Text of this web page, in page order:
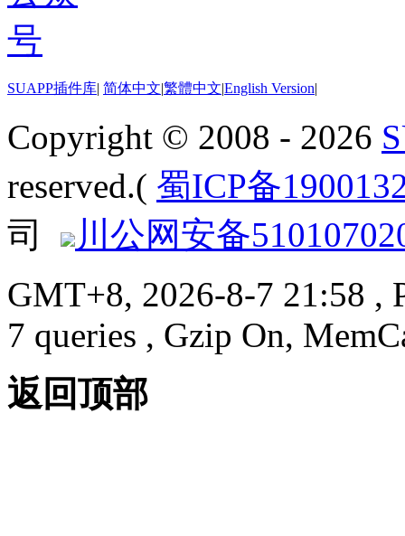
SUAPP插件库| 简体中文|繁體中文|English Version|
Copyright © 2008 - 2026
reserved.( 蜀ICP备
司
川公网安备
GMT+8, 2026-8-7 21:58 ,
7 queries , Gzip On,
返回顶部